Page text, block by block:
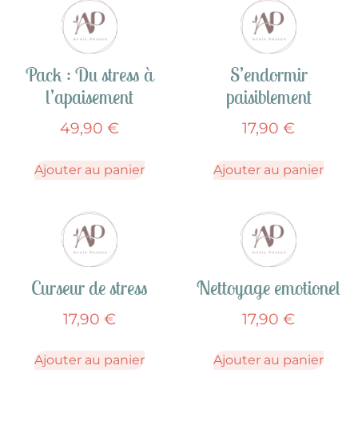
Pack : Du stress à
l’apaisement
49,90 €
Ajouter au panier
S’endormir
paisiblement
17,90 €
Ajouter au panier
Curseur de stress
17,90 €
Ajouter au panier
Nettoyage emotionel
17,90 €
Ajouter au panier